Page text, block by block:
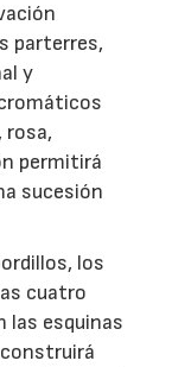
parterres,
y
rosa,
permitirá
sucesión
los
cuatro
las esquinas